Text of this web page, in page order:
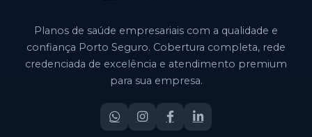
Planos de saúde empresariais com a qualidade e
confiança Porto Seguro. Cobertura completa, rede
credenciada de excelência e atendimento premium
para sua empresa.